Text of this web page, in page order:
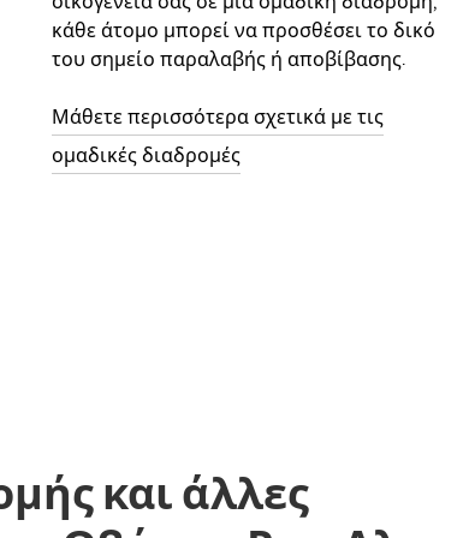
κάθε άτομο μπορεί να προσθέσει το δικό
του σημείο παραλαβής ή αποβίβασης.
Μάθετε περισσότερα σχετικά με τις
ομαδικές διαδρομές
και άλλες